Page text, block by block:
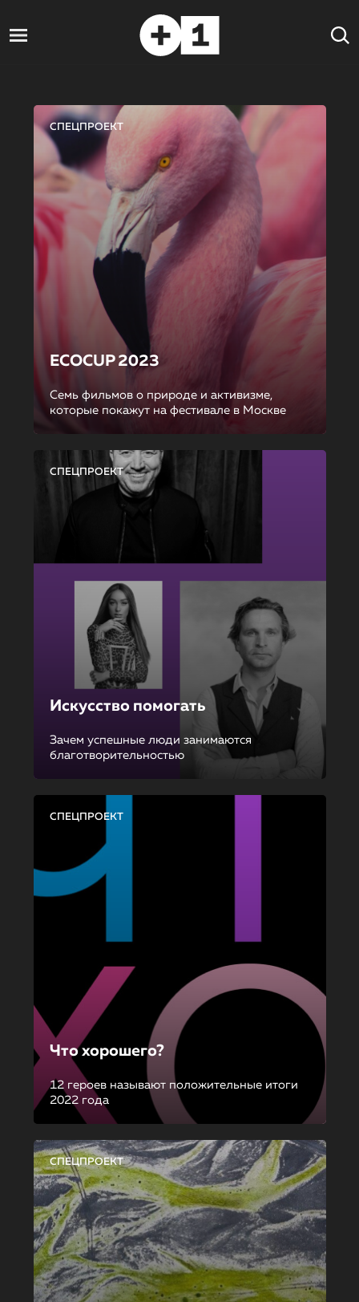
СПЕЦПРОЕКТ
ECOCUP 2023
Семь фильмов о природе и активизме,
которые покажут на фестивале в Москве
СПЕЦПРОЕКТ
Искусство помогать
Зачем успешные люди занимаются
благотворительностью
СПЕЦПРОЕКТ
Что хорошего?
12 героев называют положительные итоги
2022 года
СПЕЦПРОЕКТ